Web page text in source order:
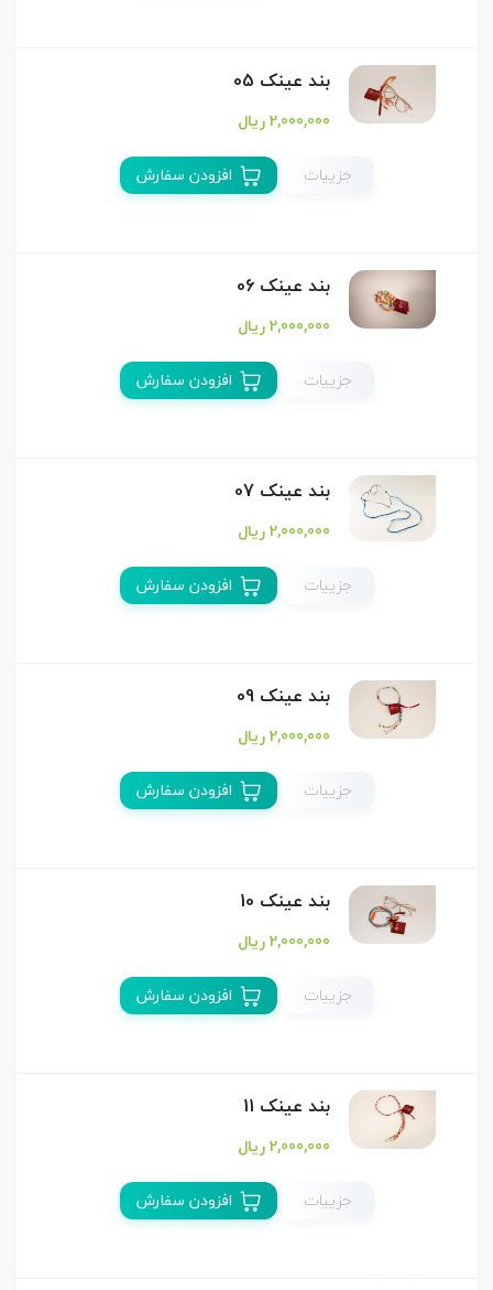
بند عینک 05
2,000,000 ریال
جزییات
افزودن سفارش
بند عینک 06
2,000,000 ریال
جزییات
افزودن سفارش
بند عینک 07
2,000,000 ریال
جزییات
افزودن سفارش
بند عینک 09
2,000,000 ریال
جزییات
افزودن سفارش
بند عینک 10
2,000,000 ریال
جزییات
افزودن سفارش
بند عینک 11
2,000,000 ریال
جزییات
افزودن سفارش